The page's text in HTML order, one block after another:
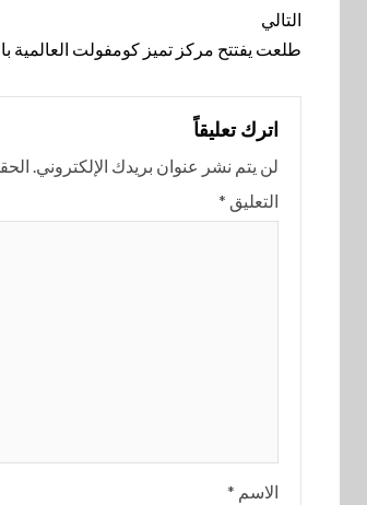
تنقل
المقالة
التالي
طلعت يفتتح مركز تميز كومفولت العالمية
اترك تعليقاً
لن يتم نشر عنوان بريدك الإلكتروني.
التعليق *
الاسم *